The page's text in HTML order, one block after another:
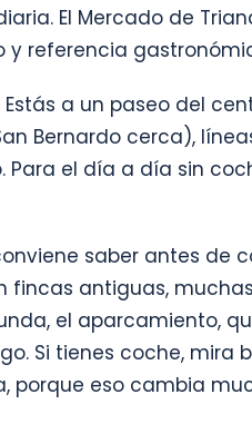
El Mercado de
y referencia
a un paseo del
Bernardo cerca),
el día a día sin
saber antes de
fincas antiguas,
el aparcamiento,
Si tienes coche, mira
porque eso cambia